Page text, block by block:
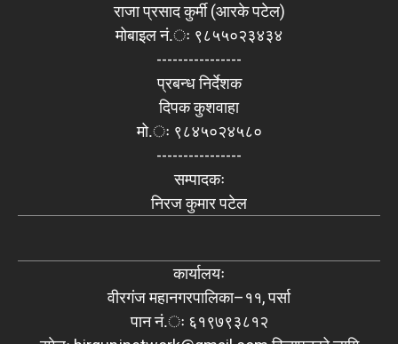
राजा प्रसाद कुर्मी (आरके पटेल)
मोबाइल नं.ः ९८५५०२३४३४
----------------
प्रबन्ध निर्देशक
दिपक कुशवाहा
मो.ः ९८४५०२४५८०
----------------
सम्पादकः
निरज कुमार पटेल
कार्यालयः
वीरगंज महानगरपालिका–११, पर्सा
पान नं.ः ६१९७९३८१२